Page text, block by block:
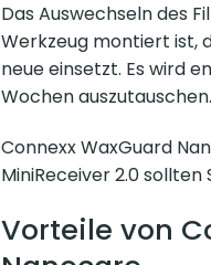
Das Auswechseln des
Werkzeug montiert ist,
neue einsetzt. Es wird
Wochen auszutauschen.
Connexx WaxGuard
MiniReceiver 2.0 sollten
Vorteile von